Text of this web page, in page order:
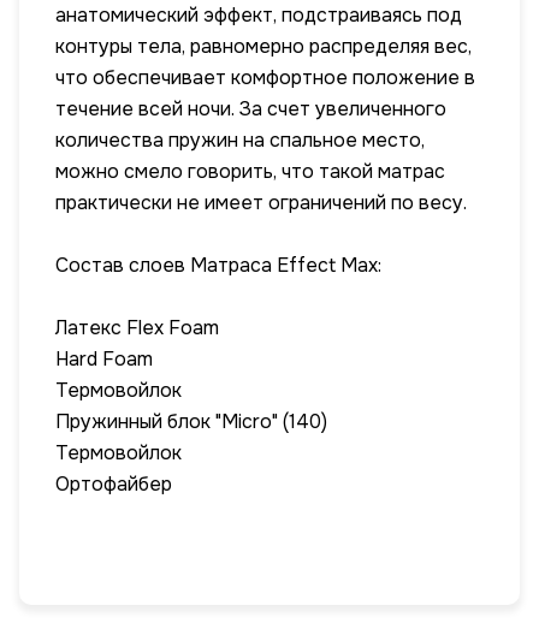
анатомический эффект, подстраиваясь под
контуры тела, равномерно распределяя вес,
что обеспечивает комфортное положение в
течение всей ночи. За счет увеличенного
количества пружин на спальное место,
можно смело говорить, что такой матрас
практически не имеет ограничений по весу.
Состав слоев Матраса Effect Max:
Латекс Flex Foam
Hard Foam
Термовойлок
Пружинный блок "Micro" (140)
Термовойлок
Ортофайбер